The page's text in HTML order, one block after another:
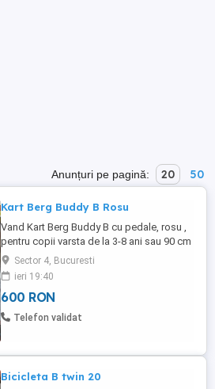
Anunțuri pe pagină: 20 50
Kart Berg Buddy B Rosu
Vand Kart Berg Buddy B cu pedale, rosu ,
pentru copii varsta de la 3-8 ani sau 90 cm
la 130 cm. Este folosit, stare excelenta,
frana BFR, reglabil volan si scaun. Permite
pedalare inainte, franare cu ajutorul
pedalelor, iar apoi pedalarea inapoi.
Sistemul Free-Wheel permite ca pedalele
Sector 4, Bucuresti
ieri 19:40
600 RON
Telefon validat
Bicicleta B twin 20